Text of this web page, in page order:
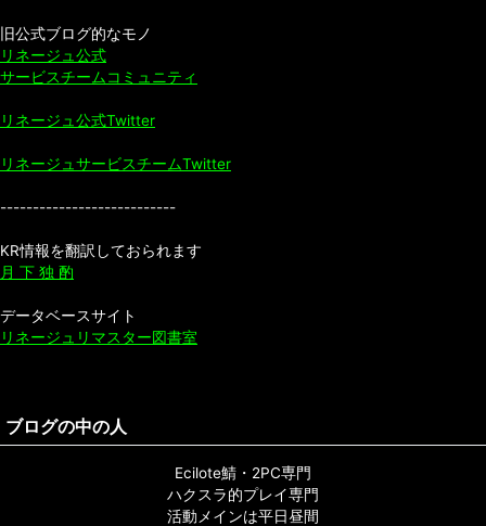
旧公式ブログ的なモノ
リネージュ公式
サービスチームコミュニティ
リネージュ公式Twitter
リネージュサービスチームTwitter
---------------------------
KR情報を翻訳しておられます
月 下 独 酌
データベースサイト
リネージュリマスター図書室
ブログの中の人
Ecilote鯖・2PC専門
ハクスラ的プレイ専門
活動メインは平日昼間